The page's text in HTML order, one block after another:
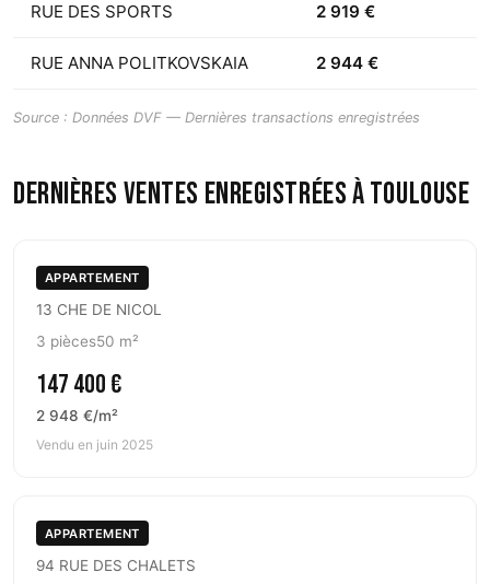
RUE DES SPORTS 2 919 €
RUE ANNA POLITKOVSKAIA 2 944 €
Source : Données DVF — Dernières transactions enregistrées
Dernières ventes enregistrées à Toulouse
APPARTEMENT
13 CHE DE NICOL
3 pièces50 m²
147 400 €
2 948 €/m²
Vendu en juin 2025
APPARTEMENT
94 RUE DES CHALETS